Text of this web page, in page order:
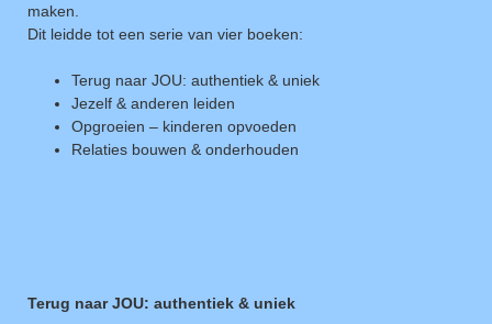
maken.
Dit leidde tot een serie van vier boeken:
Terug naar JOU: authentiek & uniek
Jezelf & anderen leiden
Opgroeien – kinderen opvoeden
Relaties bouwen & onderhouden
Terug naar JOU: authentiek & uniek